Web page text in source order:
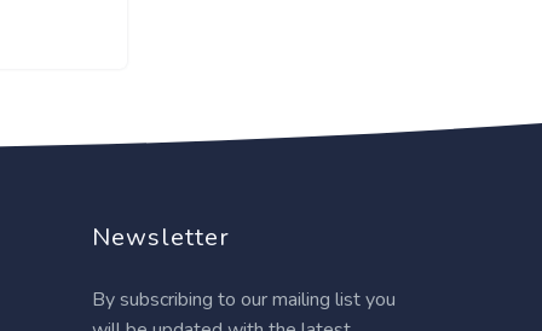
Newsletter
By subscribing to our mailing list you